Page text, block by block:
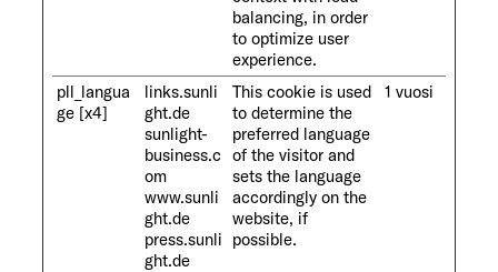
balancing, in order
to optimize user
experience.
pll_langua
ge [x4]
links.sunli
ght.de
sunlight-
business.c
om
www.sunli
ght.de
press.sunli
ght.de
This cookie is used
to determine the
preferred language
of the visitor and
sets the language
accordingly on the
website, if
possible.
1 vuosi